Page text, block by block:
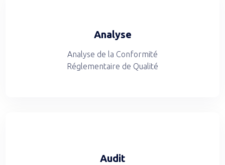
Analyse
Analyse de la Conformité
Réglementaire de Qualité
Audit